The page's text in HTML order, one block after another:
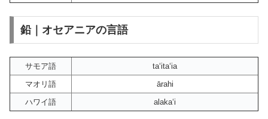
鉛｜オセアニアの言語
サモア語
taʻitaʻia
マオリ語
ārahi
ハワイ語
alakaʻi